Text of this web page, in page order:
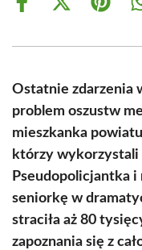
Share
Share
(Twitter)
Share
Ostatnie zdarzenia
problem oszustw
mieszkanka
którzy wykorzystali
Pseudopolicjantka i
seniorkę w
straciła aż 80
zapoznania się z